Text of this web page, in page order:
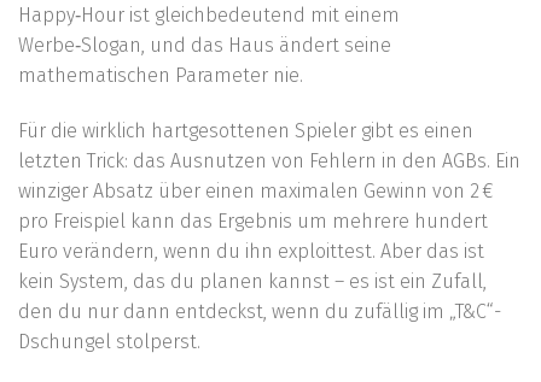
Happy‑Hour ist gleichbedeutend mit einem
Werbe‑Slogan, und das Haus ändert seine
mathematischen Parameter nie.
Für die wirklich hartgesottenen Spieler gibt es einen
letzten Trick: das Ausnutzen von Fehlern in den AGBs. Ein
winziger Absatz über einen maximalen Gewinn von 2 €
pro Freispiel kann das Ergebnis um mehrere hundert
Euro verändern, wenn du ihn exploittest. Aber das ist
kein System, das du planen kannst – es ist ein Zufall,
den du nur dann entdeckst, wenn du zufällig im „T&C“-
Dschungel stolperst.